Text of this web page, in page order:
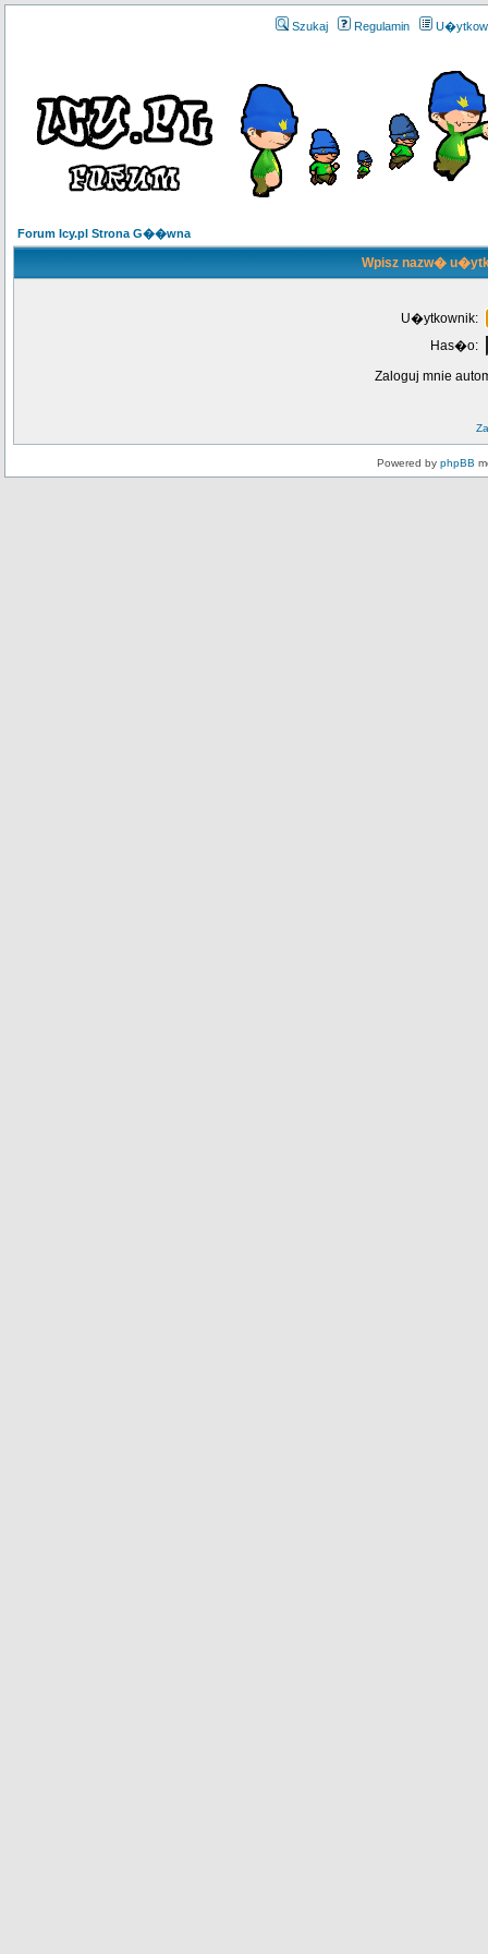
Szukaj Regulamin
Forum Icy.pl Strona G��wna
Wpisz nazw�
U�ytkownik:
Has�o:
Zaloguj mnie
Powered by phpBB